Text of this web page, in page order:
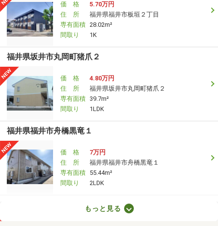
価 格
5.70万円
住 所
福井県福井市板垣２丁目
専有面積 28.02m²
間取り
1K
福井県坂井市丸岡町猪爪２
価 格
4.80万円
住 所
福井県坂井市丸岡町猪爪２
専有面積 39.7m²
間取り
1LDK
福井県福井市舟橋黒竜１
価 格
7万円
住 所
福井県福井市舟橋黒竜１
専有面積 55.44m²
間取り
2LDK
もっと見る